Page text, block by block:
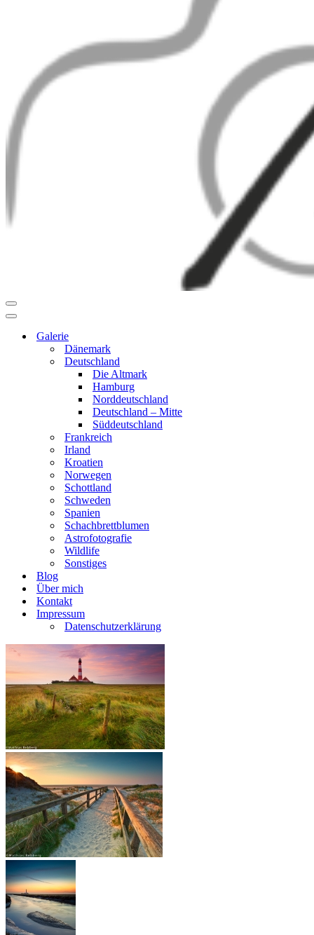
Navigationsmenü
Navigationsmenü
Galerie
Dänemark
Deutschland
Die Altmark
Hamburg
Norddeutschland
Deutschland – Mitte
Süddeutschland
Frankreich
Irland
Kroatien
Norwegen
Schottland
Schweden
Spanien
Schachbrettblumen
Astrofotografie
Wildlife
Sonstiges
Blog
Über mich
Kontakt
Impressum
Datenschutzerklärung